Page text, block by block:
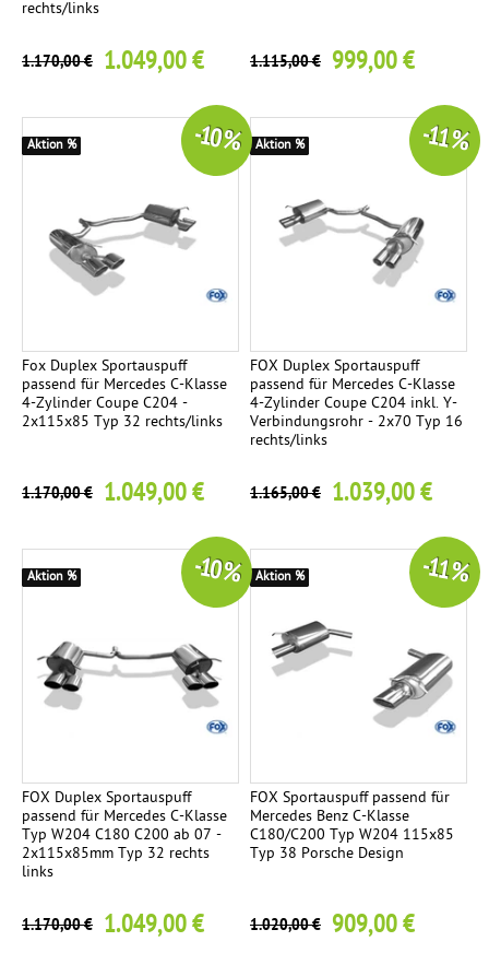
rechts/links
1.170,00 € 1.049,00 € 1.115,00 € 999,00 €
Fox Duplex Sportauspuff
passend für Mercedes C-Klasse
4-Zylinder Coupe C204 -
2x115x85 Typ 32 rechts/links
1.170,00 € 1.049,00 €
-10 %
Aktion %
FOX Duplex Sportauspuff
passend für Mercedes C-Klasse
4-Zylinder Coupe C204 inkl. Y-
Verbindungsrohr - 2x70 Typ 16
rechts/links
1.165,00 € 1.039,00 €
-11 %
Aktion %
FOX Duplex Sportauspuff
passend für Mercedes C-Klasse
Typ W204 C180 C200 ab 07 -
2x115x85mm Typ 32 rechts
links
1.170,00 € 1.049,00 €
-10 %
Aktion %
FOX Sportauspuff passend für
Mercedes Benz C-Klasse
C180/C200 Typ W204 115x85
Typ 38 Porsche Design
1.020,00 € 909,00 €
-11 %
Aktion %